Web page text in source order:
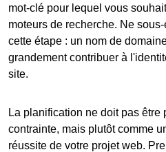
mot-clé pour lequel vous
moteurs de recherche. Ne
cette étape : un nom de
grandement contribuer à
site.
La planification ne doit pas être
contrainte, mais plutôt comme
réussite de votre projet web.